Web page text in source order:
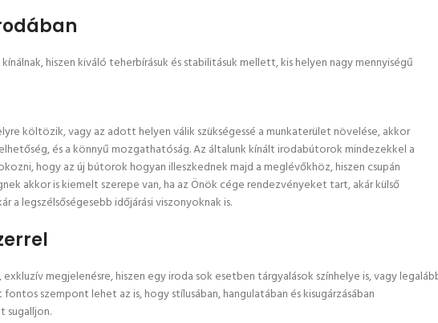
hiszen kiváló teherbírásuk és stabilitásuk mellett, kis helyen nagy mennyiségű
költözik, vagy az adott helyen válik szükségessé a munkaterület növelése, akkor
és a könnyű mozgathatóság. Az általunk kínált irodabútorok mindezekkel a
hogy az új bútorok hogyan illeszkednek majd a meglévőkhöz, hiszen csupán
akkor is kiemelt szerepe van, ha az Önök cége rendezvényeket tart, akár külső
a legszélsőségesebb időjárási viszonyoknak is.
megjelenésre, hiszen egy iroda sok esetben tárgyalások színhelye is, vagy
szempont lehet az is, hogy stílusában, hangulatában és kisugárzásában
sugalljon.